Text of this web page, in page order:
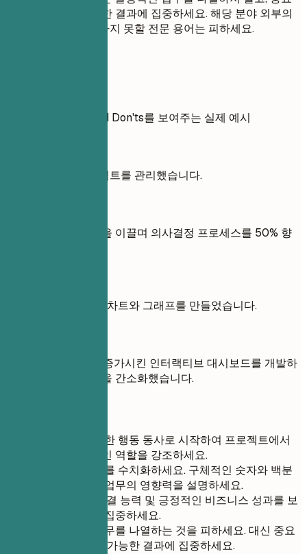
한 기여와 측정 가능한 결과에 집중하세요. 해당 분야 외부의
채용 담당자가 이해하지 못할 전문 용어는 피하세요.
경력 사항의 Do's and Don'ts를 보여주는 실제 예시
데이터 시각화 프로젝트를 관리했습니다.
고급 시각화 개발 팀을 이끌며 의사결정 프로세스를 50% 향
Tableau를 사용하여 차트와 그래프를 만들었습니다.
사용자 참여를 30% 증가시킨 인터랙티브 대시보드를 개발하
여 팀의 데이터 분석을 간소화했습니다.
각 항목을 강력한 행동 동사로 시작하여 프로젝트에서
귀하의 적극적인 역할을 강조하세요.
가능한 한 결과를 수치화하세요. 구체적인 숫자와 백분
율을 사용하여 업무의 영향력을 설명하세요.
리더십, 문제 해결 능력 및 긍정적인 비즈니스 성과를 보
여주는 성과에 집중하세요.
매일의 모든 업무를 나열하는 것을 피하세요. 대신 중요
한 기여와 측정 가능한 결과에 집중하세요.